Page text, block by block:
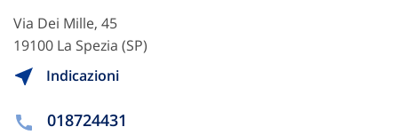
Via Dei Mille, 45
19100 La Spezia (SP)
Indicazioni
018724431